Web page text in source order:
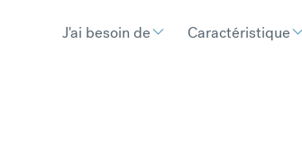
J'ai besoin de Caractéristique